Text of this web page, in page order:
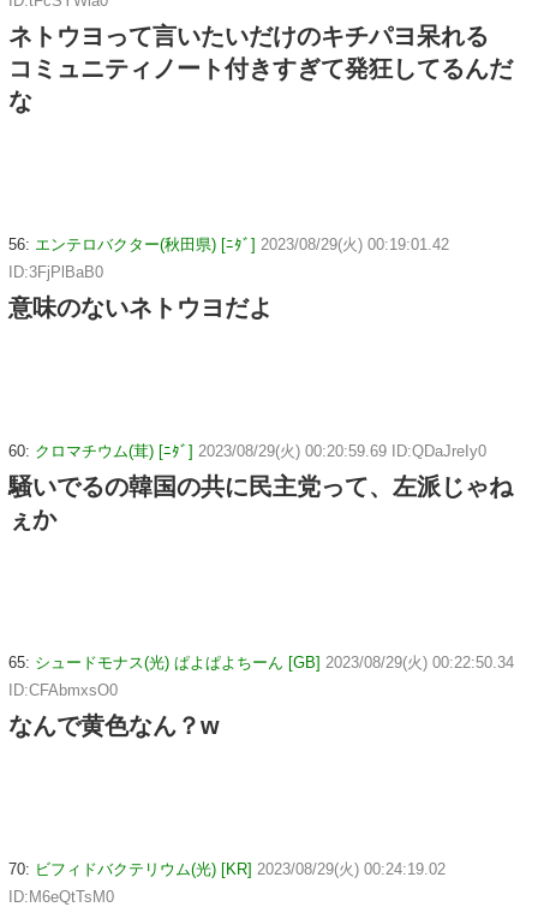
ネトウヨって言いたいだけのキチパヨ呆れる
コミュニティノート付きすぎて発狂してるんだ
な
56: エンテロバクター(秋田県) [ﾆﾀﾞ] 2023/08/29(火) 00:19:01.42
ID:3FjPlBaB0
意味のないネトウヨだよ
60: クロマチウム(茸) [ﾆﾀﾞ] 2023/08/29(火) 00:20:59.69 ID:QDaJreIy0
騒いでるの韓国の共に民主党って、左派じゃね
ぇか
65: シュードモナス(光) ぱよぱよちーん [GB] 2023/08/29(火) 00:22:50.34
ID:CFAbmxsO0
なんで黄色なん？w
70: ビフィドバクテリウム(光) [KR] 2023/08/29(火) 00:24:19.02
ID:M6eQtTsM0